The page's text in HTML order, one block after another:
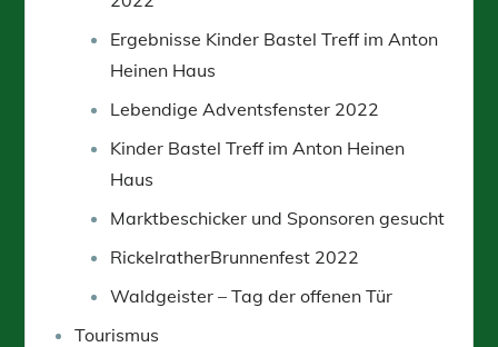
Ergebnisse Kinder Bastel Treff im Anton
Heinen Haus
Lebendige Adventsfenster 2022
Kinder Bastel Treff im Anton Heinen
Haus
Marktbeschicker und Sponsoren gesucht
RickelratherBrunnenfest 2022
Waldgeister – Tag der offenen Tür
Tourismus